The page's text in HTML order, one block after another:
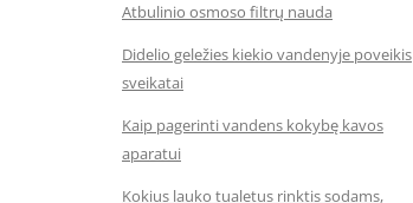
Atbulinio osmoso filtrų nauda
Didelio geležies kiekio vandenyje poveikis
sveikatai
Kaip pagerinti vandens kokybę kavos
aparatui
Kokius lauko tualetus rinktis sodams,